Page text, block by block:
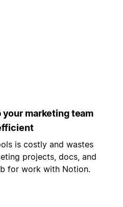
your marketing team
is costly and wastes
projects, docs, and
for work with Notion.